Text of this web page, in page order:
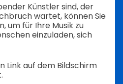
Künstler sind, der
wartet, können Sie
um für Ihre Musik zu
einzuladen, sich
Link auf dem Bildschirm